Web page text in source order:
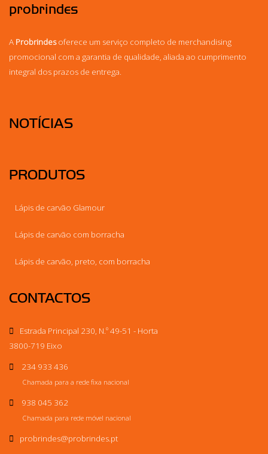
probrindes
A Probrindesoferece um serviço completo de merchandising
promocional com a garantia de qualidade, aliada ao cumprimento
integral dos prazos de entrega.
NOTÍCIAS
PRODUTOS
Lápis de carvão Glamour
Lápis de carvão com borracha
Lápis de carvão, preto, com borracha
CONTACTOS
Estrada Principal 230, N.º 49-51 - Horta
3800-719 Eixo
234 933 436
Chamada para a rede fixa nacional
938 045 362
Chamada para rede móvel nacional
probrindes@probrindes.pt